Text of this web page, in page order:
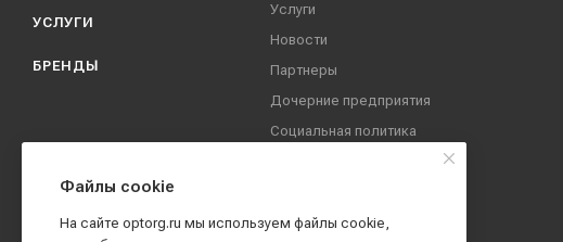
УСЛУГИ
БРЕНДЫ
Услуги
Новости
Партнеры
Дочерние предприятия
Социальная политика
Вакансии
Файлы cookie
На сайте optorg.ru мы используем файлы cookie,